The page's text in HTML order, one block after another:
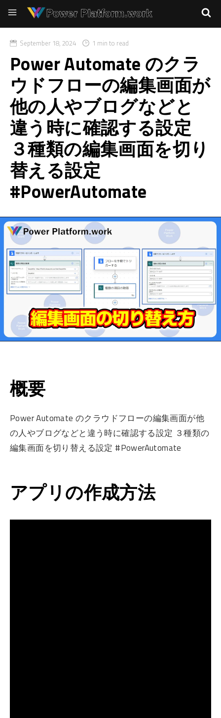
September 18, 2024 1 min to read
Power Automate のクラ
ウドフローの編集画面が
他の人やブログなどと
違う時に確認する設定
３種類の編集画面を切り
替える設定
#PowerAutomate
概要
Power Automate のクラウドフローの編集画面が他
の人やブログなどと違う時に確認する設定 ３種類の
編集画面を切り替える設定 #PowerAutomate
アプリの作成方法